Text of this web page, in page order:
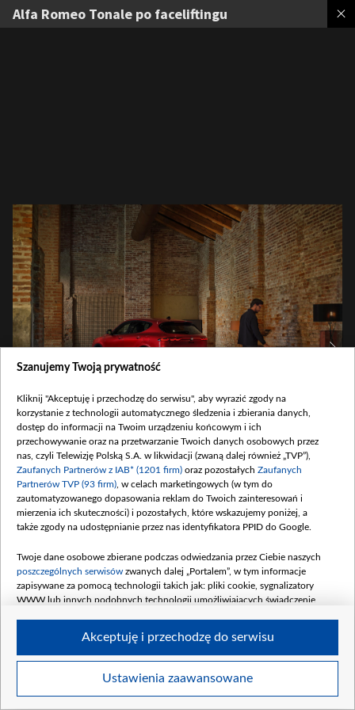
Alfa Romeo Tonale po faceliftingu
alfa_romeo_tonale_sport_speciale_ibrida_plug-in_q439.jpeg
1
Szczegóły
Szanujemy Twoją prywatność
Kliknij "Akceptuję i przechodzę do serwisu", aby wyrazić zgody na
korzystanie z technologii automatycznego śledzenia i zbierania danych,
dostęp do informacji na Twoim urządzeniu końcowym i ich
przechowywanie oraz na przetwarzanie Twoich danych osobowych przez
nas, czyli Telewizję Polską S.A. w likwidacji (zwaną dalej również „TVP”),
Zaufanych Partnerów z IAB* (1201 firm) oraz pozostałych Zaufanych
Partnerów TVP (93 firm) , w celach marketingowych (w tym do
zautomatyzowanego dopasowania reklam do Twoich zainteresowań i
mierzenia ich skuteczności) i pozostałych, które wskazujemy poniżej, a
także zgody na udostępnianie przez nas identyfikatora PPID do Google.
Twoje dane osobowe zbierane podczas odwiedzania przez Ciebie naszych
poszczególnych serwisów zwanych dalej „Portalem”, w tym informacje
zapisywane za pomocą technologii takich jak: pliki cookie, sygnalizatory
WWW lub innych podobnych technologii umożliwiających świadczenie
Twoje dane osobowe zbierane podczas odwiedzania przez Ciebie
Ustawienia zaawansowane
Akceptuję i przechodzę do serwisu